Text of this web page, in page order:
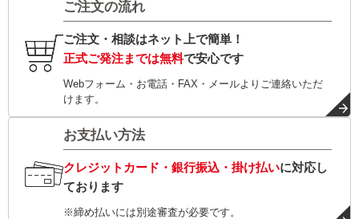
ご注文の流れ
ご注文・相談はネット上で簡単！
正式ご発注までは無料で安心です
Webフォーム・お電話・FAX・メールよりご連絡いただ
けます。
お支払い方法
クレジットカード・銀行振込・掛け払いに対応し
ております
※締め払いには別途審査が必要です。